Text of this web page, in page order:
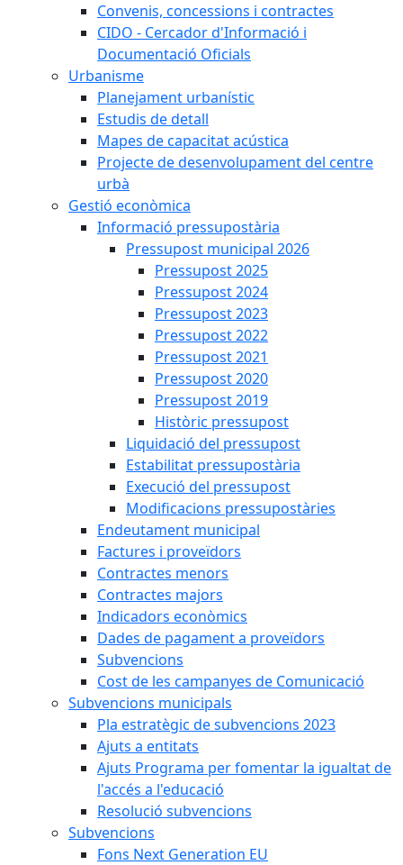
Convenis, concessions i contractes
CIDO - Cercador d'Informació i
Documentació Oficials
Urbanisme
Planejament urbanístic
Estudis de detall
Mapes de capacitat acústica
Projecte de desenvolupament del centre
urbà
Gestió econòmica
Informació pressupostària
Pressupost municipal 2026
Pressupost 2025
Pressupost 2024
Pressupost 2023
Pressupost 2022
Pressupost 2021
Pressupost 2020
Pressupost 2019
Històric pressupost
Liquidació del pressupost
Estabilitat pressupostària
Execució del pressupost
Modificacions pressupostàries
Endeutament municipal
Factures i proveïdors
Contractes menors
Contractes majors
Indicadors econòmics
Dades de pagament a proveïdors
Subvencions
Cost de les campanyes de Comunicació
Subvencions municipals
Pla estratègic de subvencions 2023
Ajuts a entitats
Ajuts Programa per fomentar la igualtat de
l'accés a l'educació
Resolució subvencions
Subvencions
Fons Next Generation EU